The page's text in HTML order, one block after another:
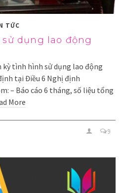
TỨC
sử dụng lao động
kỳ tình hình sử dụng lao động
tại Điều 6 Nghị định
– Báo cáo 6 tháng, số liệu tổng
More
9